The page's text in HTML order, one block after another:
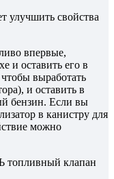
улучшить свойства
впервые,
и оставить его в
выработать
и оставить в
бензин. Если вы
в канистру для
можно
клапан